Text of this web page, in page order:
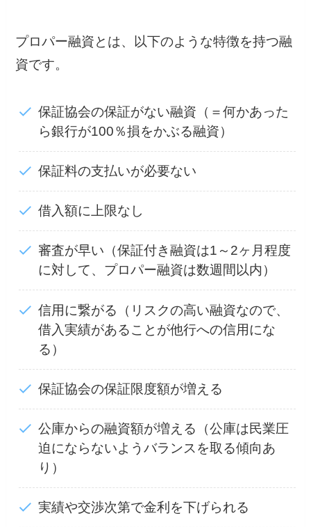
プロパー融資とは、以下のような特徴を持つ融
資です。
保証協会の保証がない融資（＝何かあった
ら銀行が100％損をかぶる融資）
保証料の支払いが必要ない
借入額に上限なし
審査が早い（保証付き融資は1～2ヶ月程度
に対して、プロパー融資は数週間以内）
信用に繋がる（リスクの高い融資なので、
借入実績があることが他行への信用にな
る）
保証協会の保証限度額が増える
公庫からの融資額が増える（公庫は民業圧
迫にならないようバランスを取る傾向あ
り）
実績や交渉次第で金利を下げられる